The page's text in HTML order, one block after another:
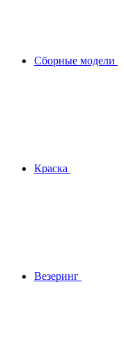
Сборные модели
Краска
Везеринг